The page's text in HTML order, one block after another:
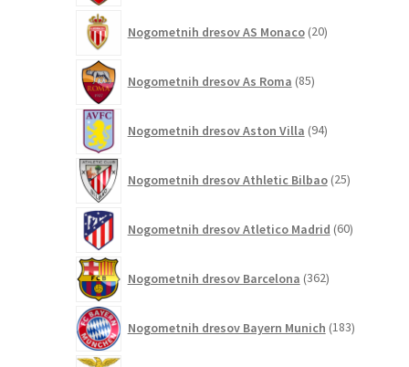
Nogometnih dresov AS Monaco 20izdelkov
Nogometnih dresov As Roma 85izdelkov
Nogometnih dresov Aston Villa 94izdelkov
Nogometnih dresov Athletic Bilbao 25izdelkov
Nogometnih dresov Atletico Madrid 60izdelkov
Nogometnih dresov Barcelona 362izdelkov
Nogometnih dresov Bayern Munich 183izdelkov